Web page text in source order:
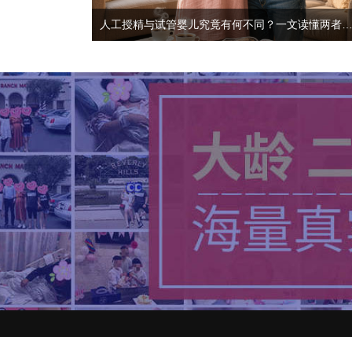
人工授精与试管婴儿究竟有何不同？一文读懂两者区别